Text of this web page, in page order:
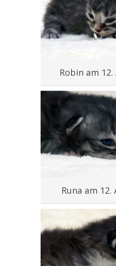
Robin am
Runa am 12.